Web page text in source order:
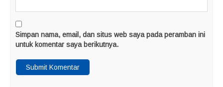
Simpan nama, email, dan situs web saya pada peramban ini
untuk komentar saya berikutnya.